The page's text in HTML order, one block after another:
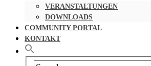
VERANSTALTUNGEN
DOWNLOADS
COMMUNITY PORTAL
KONTAKT